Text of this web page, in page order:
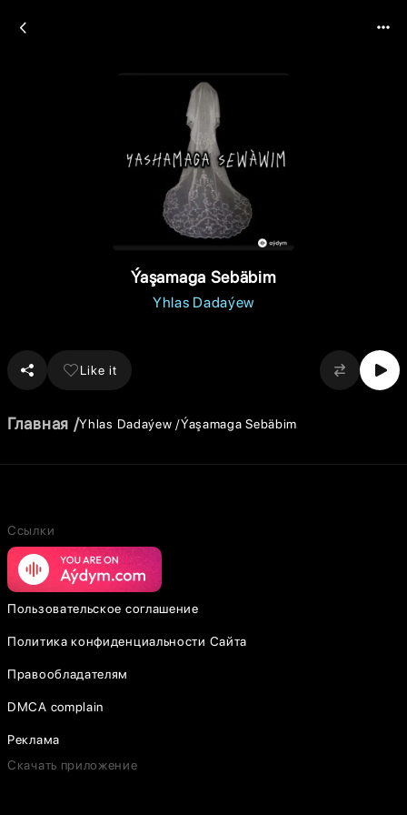
Ýaşamaga Sebäbim
Yhlas Dadaýew
Like it
Главная Yhlas Dadaýew Ýaşamaga Sebäbim
Ссылки
Пользовательское соглашение
Политика конфиденциальности Сайта
Правообладателям
DMCA complain
Реклама
Скачать приложение